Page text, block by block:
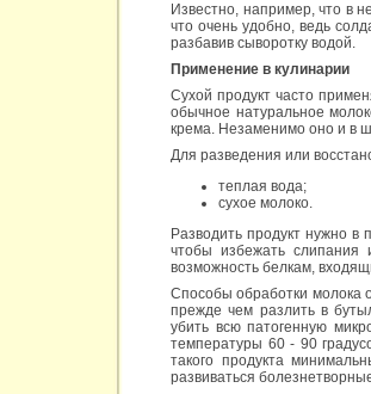
Известно, например, что в
что очень удобно, ведь
разбавив сыворотку водой.
Применение в кулинарии
Сухой продукт часто
обычное натуральное
крема. Незаменимо оно и в
Для разведения или
теплая вода;
сухое молоко.
Разводить продукт нужно
чтобы избежать слипания
возможность белкам,
Способы обработки молока
прежде чем разлить в
убить всю патогенную
температуры 60 - 90
такого продукта
развиваться